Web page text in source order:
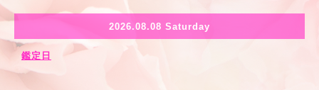
2026.08.08 Saturday
鑑定日